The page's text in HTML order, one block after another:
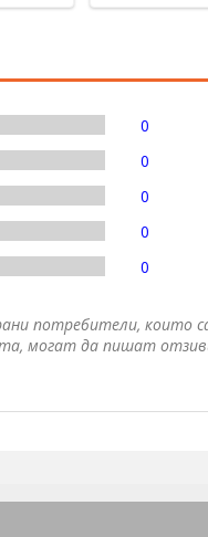
0
0
0
0
0
потребители, които
могат да пишат